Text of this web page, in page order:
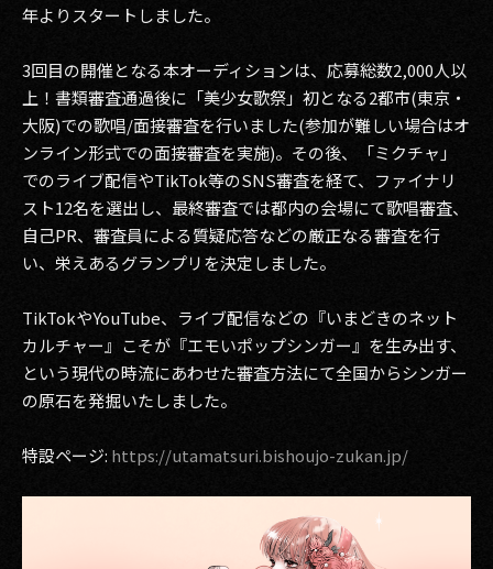
年よりスタートしました。
3回目の開催となる本オーディションは、応募総数2,000人以
上！書類審査通過後に「美少女歌祭」初となる2都市(東京・
大阪)での歌唱/面接審査を行いました(参加が難しい場合はオ
ンライン形式での面接審査を実施)。その後、「ミクチャ」
でのライブ配信やTikTok等のSNS審査を経て、ファイナリ
スト12名を選出し、最終審査では都内の会場にて歌唱審査、
自己PR、審査員による質疑応答などの厳正なる審査を行
い、栄えあるグランプリを決定しました。
TikTokやYouTube、ライブ配信などの『いまどきのネット
カルチャー』こそが『エモいポップシンガー』を生み出す、
という現代の時流にあわせた審査方法にて全国からシンガー
の原石を発掘いたしました。
特設ページ: https://utamatsuri.bishoujo-zukan.jp/